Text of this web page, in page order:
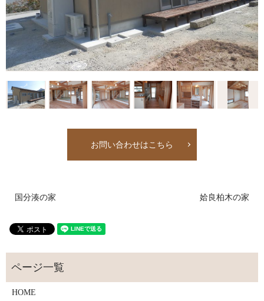
お問い合わせはこちら
国分湊の家 姶良柏木の家
HOME